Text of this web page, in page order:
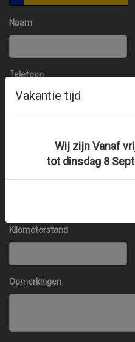
Naam
Telefoon
Kleur
Kilometerstand
Opmerkingen
Vakantie tijd
Wij zijn Vanaf
tot dinsdag 8